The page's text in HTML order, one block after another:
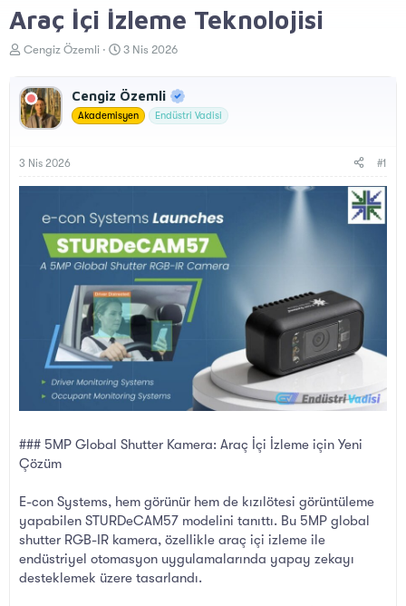
Araç İçi İzleme Teknolojisi
K
u
y
u
a
Cengiz Özemli
B
l
a
a
i
h
3 Nis 2026
Cengiz Özemli
Akademisyen Endüstri Vadisi
3 Nis 2026 #1
### 5MP Global Shutter Kamera: Araç İçi İzleme için Yeni
Çözüm
E-con Systems, hem görünür hem de kızılötesi görüntüleme
yapabilen STURDeCAM57 modelini tanıttı. Bu 5MP global
shutter RGB-IR kamera, özellikle araç içi izleme ile
endüstriyel otomasyon uygulamalarında yapay zekayı
desteklemek üzere tasarlandı.